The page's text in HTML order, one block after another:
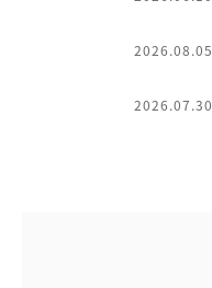
2026.08.05
2026.07.30